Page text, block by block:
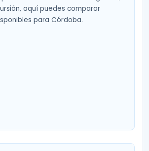
aquí puedes comparar
para Córdoba.